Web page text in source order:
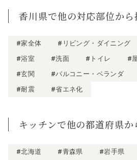
香川県で他の対応部位から
#家全体 #リビング・ダイニング
#浴室
#洗面 #トイレ #
#玄関
#バルコニー・ベランダ
#耐震
#省エネ化
キッチンで他の都道府県か
#北海道 #青森県 #岩手県